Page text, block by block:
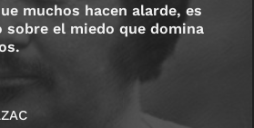
muchos hacen alarde, es
sobre el miedo que domina